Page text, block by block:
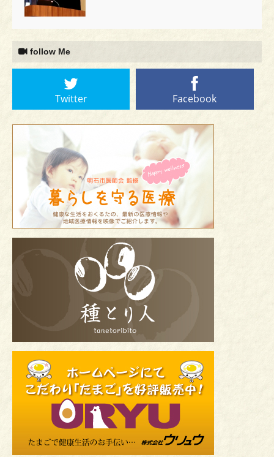
follow Me
Twitter Facebook